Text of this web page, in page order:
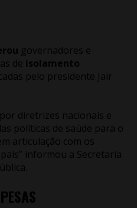
governadores e
de isolamento
pelo presidente Jair
diretrizes nacionais e
políticas de saúde para o
articulação com os
informou a Secretaria